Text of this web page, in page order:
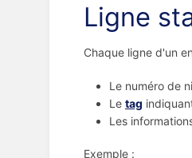
Ligne
Chaque ligne d'un
Le numéro de
Le tag
Les
Exemple :